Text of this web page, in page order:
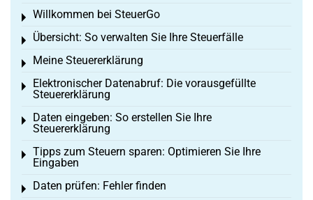
Willkommen bei SteuerGo
Toggle menu
Übersicht: So verwalten Sie Ihre Steuerfälle
Toggle menu
Meine Steuererklärung
Toggle menu
Elektronischer Datenabruf: Die vorausgefüllte
Steuererklärung
Toggle menu
Daten eingeben: So erstellen Sie Ihre
Steuererklärung
Toggle menu
Tipps zum Steuern sparen: Optimieren Sie Ihre
Eingaben
Toggle menu
Daten prüfen: Fehler finden
Toggle menu